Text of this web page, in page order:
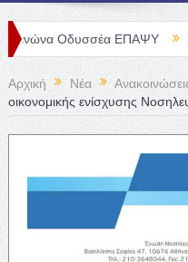
ΕΠΑΨΥ Γενική
Αρχική Νέα
οικονομικής ενίσχυσης